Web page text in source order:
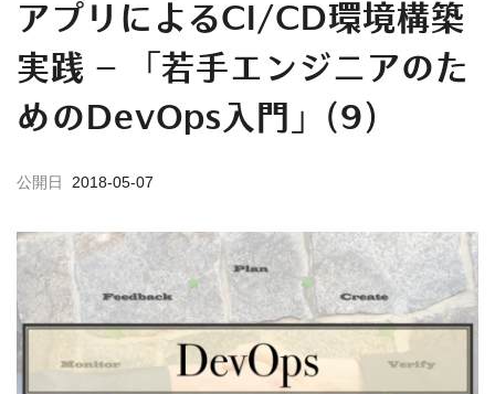
アプリによるCI/CD環境構築
実践 – 「若手エンジニアのた
めのDevOps入門」(9)
公開日 2018-05-07